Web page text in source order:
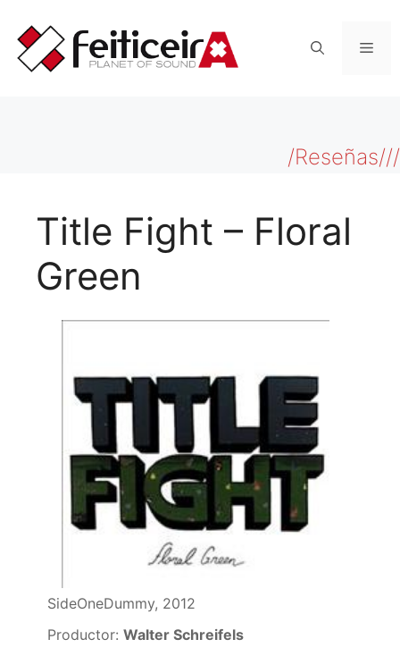
contenido
/Reseñas///
Title Fight – Floral
Green
SideOneDummy, 2012
Productor: Walter Schreifels